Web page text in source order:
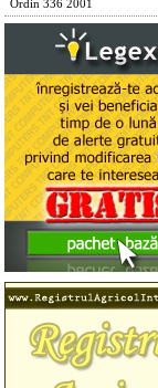
Ordin 336 2001